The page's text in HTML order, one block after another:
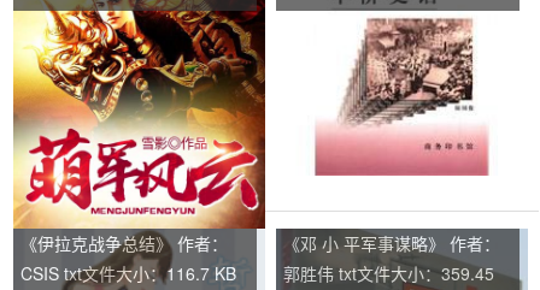
《伊拉克战争总结》 作者：
CSIS txt文件大小：116.7 KB
《邓 小 平军事谋略》 作者：
郭胜伟 txt文件大小：359.45